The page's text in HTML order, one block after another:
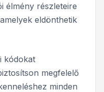
élmény részleteire
eldönthetik
kódokat
megfelelő
minden